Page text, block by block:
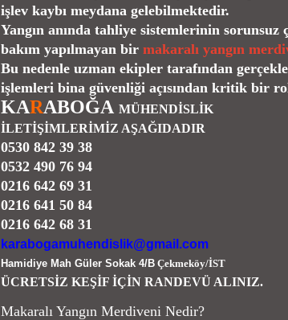
işlev kaybı meydana gelebilmektedir.
Yangın anında tahliye sistemlerinin sorunsuz
bakım yapılmayan bir makaralı yangın
Bu nedenle uzman ekipler tarafından
işlemleri bina güvenliği açısından kritik bir
KARABOĞA MÜHENDİSLİK
İLETİŞİMLERİMİZ AŞAĞIDADIR
0530 842 39 38
0532 490 76 94
0216 642 69 31
0216 641 50 84
0216 642 68 31
karabogamuhendislik@gmail.com
Hamidiye Mah Güler Sokak 4/B Çekmeköy/İST
ÜCRETSİZ KEŞİF İÇİN RANDEVÜ ALINIZ.
Makaralı Yangın Merdiveni Nedir?